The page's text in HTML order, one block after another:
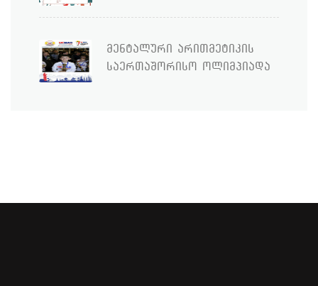
მენტალური არითმეტიკის
საერთაშორისო ოლიმპიადა